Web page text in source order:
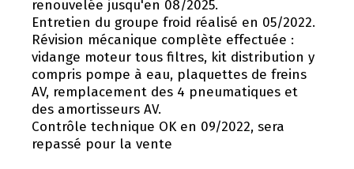
renouvelée jusqu'en 08/2025.
Entretien du groupe froid réalisé en 05/2022.
Révision mécanique complète effectuée :
vidange moteur tous filtres, kit distribution y
compris pompe à eau, plaquettes de freins
AV, remplacement des 4 pneumatiques et
des amortisseurs AV.
Contrôle technique OK en 09/2022, sera
repassé pour la vente